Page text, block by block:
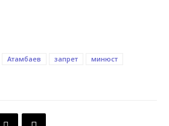
Атамбаев запрет
минюст